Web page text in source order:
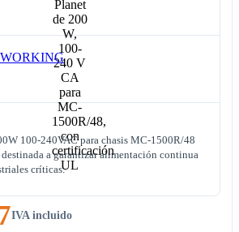
100-240VAC para chasis MC-1500R/48
a garantizar alimentación continua
críticas.
IVA incluido